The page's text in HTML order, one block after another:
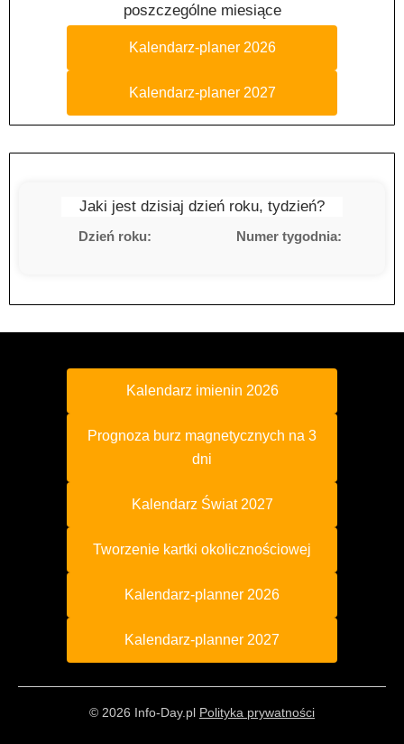
poszczególne miesiące
Kalendarz-planer 2026
Kalendarz-planer 2027
Jaki jest dzisiaj dzień roku, tydzień?
Dzień roku: Numer tygodnia:
Kalendarz imienin 2026
Prognoza burz magnetycznych na 3
dni
Kalendarz Świat 2027
Tworzenie kartki okolicznościowej
Kalendarz-planner 2026
Kalendarz-planner 2027
© 2026 Info-Day.pl Polityka prywatności